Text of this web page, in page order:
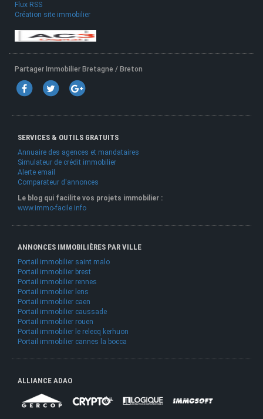
Flux RSS
Création site immobilier
Partager Immobilier Bretagne / Breton
SERVICES & OUTILS GRATUITS
Annuaire des agences et mandataires
Simulateur de crédit immobilier
Alerte email
Comparateur d'annonces
Le blog qui facilite vos projets immobilier :
www.immo-facile.info
ANNONCES IMMOBILIÈRES PAR VILLE
Portail immobilier saint malo
Portail immobilier brest
Portail immobilier rennes
Portail immobilier lens
Portail immobilier caen
Portail immobilier caussade
Portail immobilier rouen
Portail immobilier le relecq kerhuon
Portail immobilier cannes la bocca
ALLIANCE ADAO